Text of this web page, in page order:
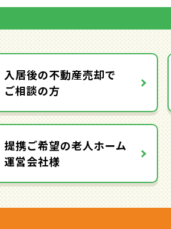
入居後の不動産売却で
ご相談の方
提携ご希望の老人ホーム
運営会社様